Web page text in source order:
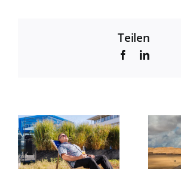
Ebene 2 Platzhalter
Ebene 3 PlatzhalterTeilen
FacebookLinkedIn